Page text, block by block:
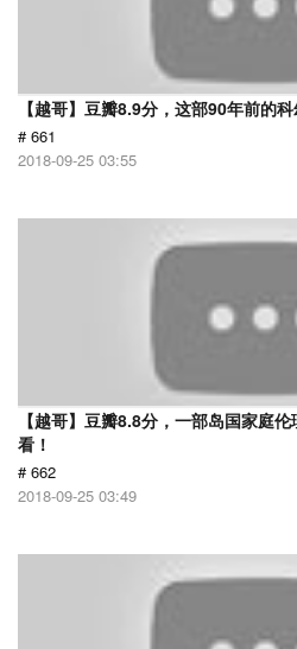
【越哥】豆瓣8.9分，这部90年前的
# 661
2018-09-25 03:55
【越哥】豆瓣8.8分，一部岛国家庭
看！
# 662
2018-09-25 03:49